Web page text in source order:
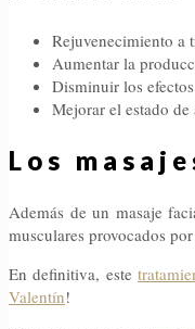
Rejuvenecimiento a
Aumentar la
Disminuir los
Mejorar el estado de
Los
Además de un masaje
musculares provocados
En definitiva, este
Valentín!